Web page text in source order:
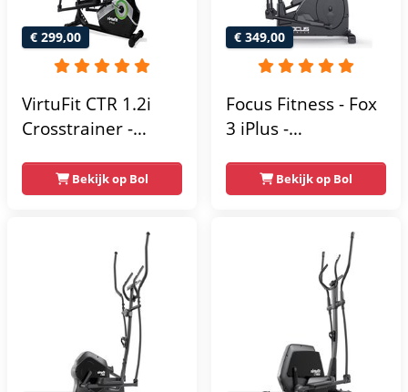
€ 299,00
VirtuFit CTR 1.2i
Crosstrainer -
Programma's -
Bluetooth -
Bekijk op Bol
€ 349,00
Focus Fitness - Fox
3 iPlus -
Hartslagsensoren -
24
Weerstandsniveaus
Bekijk op Bol